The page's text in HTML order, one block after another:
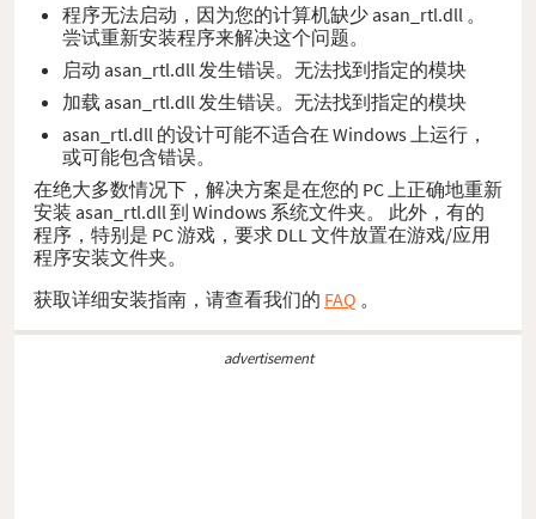
程序无法启动，因为您的计算机缺少 asan_rtl.dll 。
尝试重新安装程序来解决这个问题。
启动 asan_rtl.dll 发生错误。无法找到指定的模块
加载 asan_rtl.dll 发生错误。无法找到指定的模块
asan_rtl.dll 的设计可能不适合在 Windows 上运行，
或可能包含错误。
在绝大多数情况下，解决方案是在您的 PC 上正确地重新
安装 asan_rtl.dll 到 Windows 系统文件夹。 此外，有的
程序，特别是 PC 游戏，要求 DLL 文件放置在游戏/应用
程序安装文件夹。
获取详细安装指南，请查看我们的 FAQ 。
advertisement